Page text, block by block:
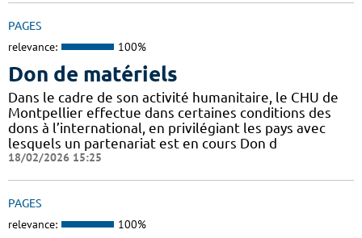
PAGES
relevance: 100%
Don de matériels
Dans le cadre de son activité humanitaire, le CHU de
Montpellier effectue dans certaines conditions des
dons à l’international, en privilégiant les pays avec
lesquels un partenariat est en cours Don d
18/02/2026 15:25
PAGES
relevance: 100%